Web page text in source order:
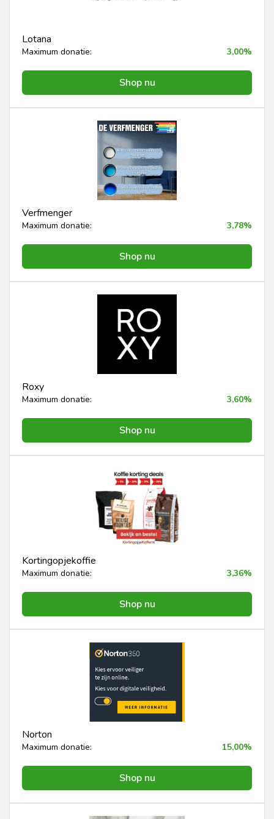
Lotana
Maximum donatie: 3,00%
Shop nu
Verfmenger
Maximum donatie: 3,78%
Shop nu
Roxy
Maximum donatie: 3,60%
Shop nu
Kortingopjekoffie
Maximum donatie: 3,36%
Shop nu
Norton
Maximum donatie: 15,00%
Shop nu